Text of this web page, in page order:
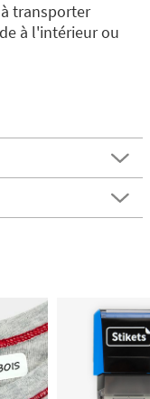
transporter
à l'intérieur ou